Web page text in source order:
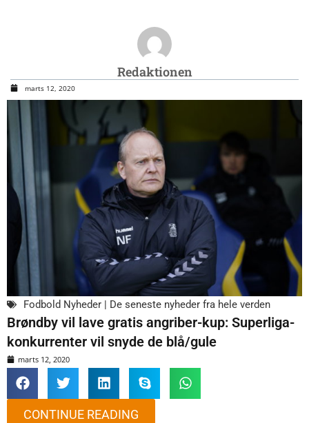
Redaktionen
marts 12, 2020
Fodbold Nyheder | De seneste nyheder fra hele verden
Brøndby vil lave gratis angriber-kup: Superliga-
konkurrenter vil snyde de blå/gule
marts 12, 2020
CONTINUE READING